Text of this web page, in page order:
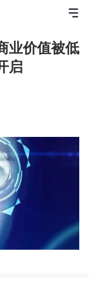
业价值被低
启